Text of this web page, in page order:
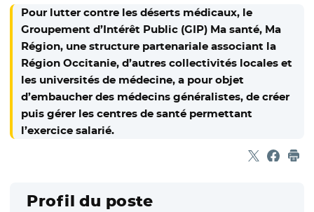
Pour lutter contre les déserts médicaux, le
Groupement d’Intérêt Public (GIP) Ma santé, Ma
Région, une structure partenariale associant la
Région Occitanie, d’autres collectivités locales et
les universités de médecine, a pour objet
d’embaucher des médecins généralistes, de créer
puis gérer les centres de santé permettant
l’exercice salarié.
Partager
- Nouvelle
-
Profil du poste